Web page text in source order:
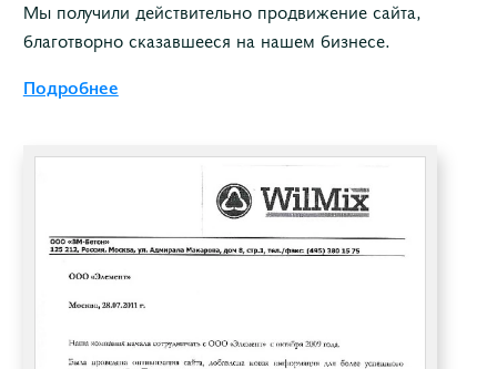
Мы получили действительно продвижение сайта,
благотворно сказавшееся на нашем бизнесе.
Подробнее